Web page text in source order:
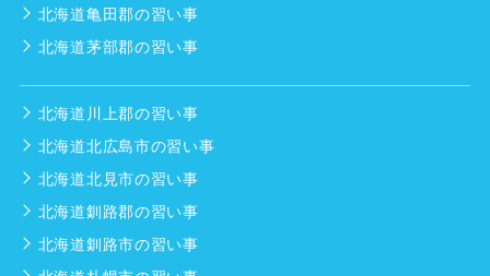
北海道亀田郡の習い事
北海道茅部郡の習い事
北海道川上郡の習い事
北海道北広島市の習い事
北海道北見市の習い事
北海道釧路郡の習い事
北海道釧路市の習い事